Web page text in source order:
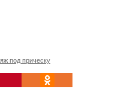
под прическу